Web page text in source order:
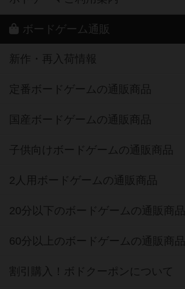
ボードゲーム通販
新作・再入荷情報
定番ボードゲームの通販商品
国産ボードゲームの通販商品
子供向けボードゲームの通販商品
2人用ボードゲームの通販商品
20分以下のボードゲームの通販商品
60分以上のボードゲームの通販商品
割引購入！ボドクーポンについて